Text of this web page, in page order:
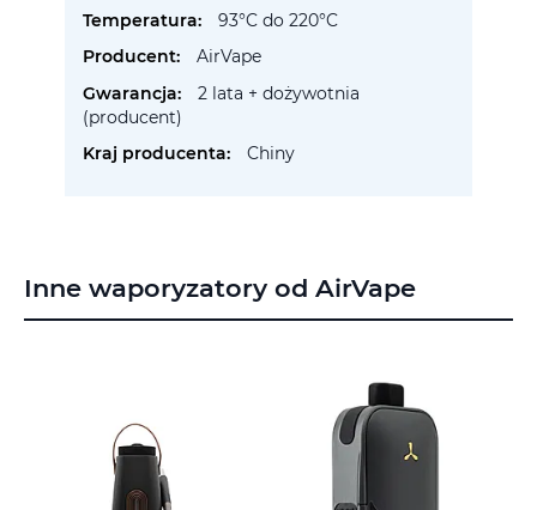
93°C do 220°C
AirVape
2 lata + dożywotnia
(producent)
Chiny
Inne waporyzatory od AirVape